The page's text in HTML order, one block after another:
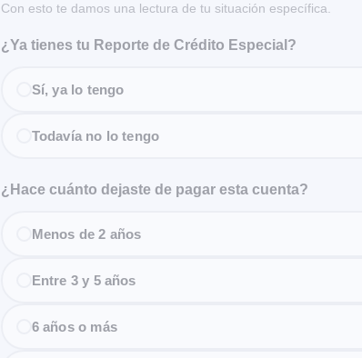
Con esto te damos una lectura de tu situación específica.
¿Ya tienes tu Reporte de Crédito Especial?
Sí, ya lo tengo
Todavía no lo tengo
¿Hace cuánto dejaste de pagar esta cuenta?
Menos de 2 años
Entre 3 y 5 años
6 años o más